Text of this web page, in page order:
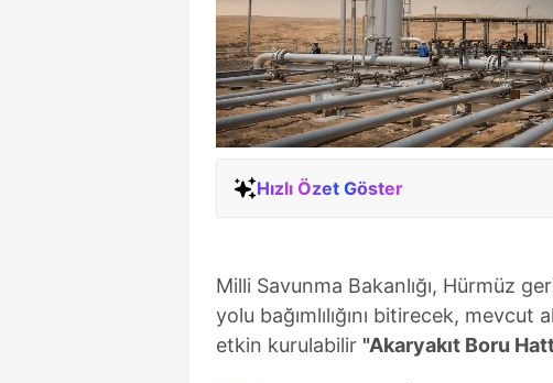
Hızlı Özet Göster
Milli Savunma Bakanlığı, Hürmüz
yolu bağımlılığını bitirecek,
etkin kurulabilir "Akaryakıt Boru